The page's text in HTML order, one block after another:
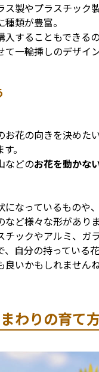
ス製やプラスチック
類が豊富。
入することもできる
て一輪挿しのデザイ
花の向きを決めたい
。
などのお花を動かな
になっているものや
ど様々な形がありま
チックやアルミ、ガ
、自分の持っている
いかもしれませんね
わりの育て